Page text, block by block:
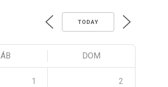
TODAY
DOM
1 2